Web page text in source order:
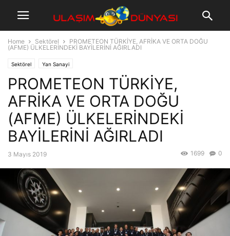
Home Sektörel
PROMETEON TÜRKİYE, AFRİKA VE ORTA DOĞU
(AFME) ÜLKELERİNDEKİ BAYİLERİNİ AĞIRLADI
Sektörel Yan Sanayi
PROMETEON TÜRKİYE,
AFRİKA VE ORTA DOĞU
(AFME) ÜLKELERİNDEKİ
BAYİLERİNİ AĞIRLADI
3 Mayıs 2019 0
1699